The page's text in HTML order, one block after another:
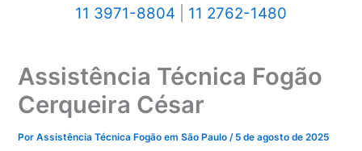
11 3971-8804
11 2762-1480
Assistência Técnica Fogão
Cerqueira César
PorAssistência Técnica Fogão em São Paulo/ 5 de agosto de 2025